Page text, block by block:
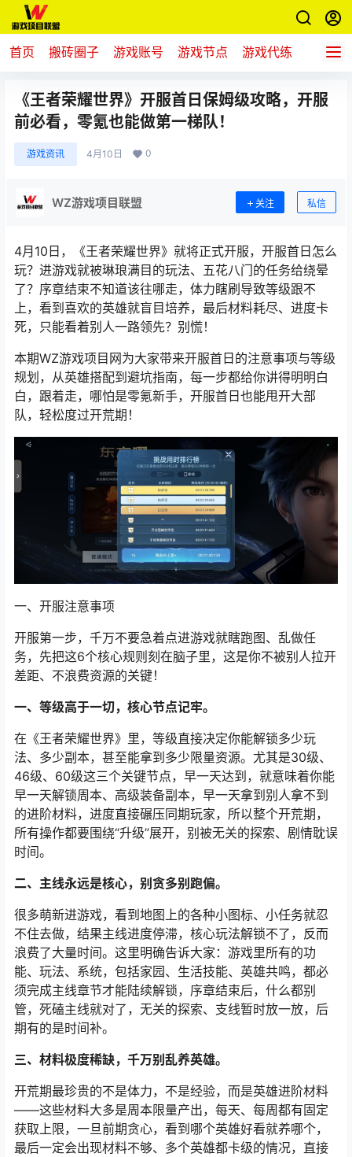
首页 搬砖圈子 游戏账号 游戏节点 游戏代练 新游推
《王者荣耀世界》开服首日保姆级攻略，开服
前必看，零氪也能做第一梯队！
游戏资讯 4月10日 0
WZ游戏项目联盟 关注 私信
4月10日，《王者荣耀世界》就将正式开服，开服首日怎么
玩？进游戏就被琳琅满目的玩法、五花八门的任务给绕晕
了？序章结束不知道该往哪走，体力瞎刷导致等级跟不
上，看到喜欢的英雄就盲目培养，最后材料耗尽、进度卡
死，只能看着别人一路领先？别慌！
本期WZ游戏项目网为大家带来开服首日的注意事项与等级
规划，从英雄搭配到避坑指南，每一步都给你讲得明明白
白，跟着走，哪怕是零氪新手，开服首日也能甩开大部
队，轻松度过开荒期！
一、开服注意事项
开服第一步，千万不要急着点进游戏就瞎跑图、乱做任
务，先把这6个核心规则刻在脑子里，这是你不被别人拉开
差距、不浪费资源的关键！
一、等级高于一切，核心节点记牢。
在《王者荣耀世界》里，等级直接决定你能解锁多少玩
法、多少副本，甚至能拿到多少限量资源。尤其是30级、
46级、60级这三个关键节点，早一天达到，就意味着你能
早一天解锁周本、高级装备副本，早一天拿到别人拿不到
的进阶材料，进度直接碾压同期玩家，所以整个开荒期，
所有操作都要围绕“升级”展开，别被无关的探索、剧情耽误
时间。
二、主线永远是核心，别贪多别跑偏。
很多萌新进游戏，看到地图上的各种小图标、小任务就忍
不住去做，结果主线进度停滞，核心玩法解锁不了，反而
浪费了大量时间。这里明确告诉大家：游戏里所有的功
能、玩法、系统，包括家园、生活技能、英雄共鸣，都必
须完成主线章节才能陆续解锁，序章结束后，什么都别
管，死磕主线就对了，无关的探索、支线暂时放一放，后
期有的是时间补。
三、材料极度稀缺，千万别乱养英雄。
开荒期最珍贵的不是体力，不是经验，而是英雄进阶材料
——这些材料大多是周本限量产出，每天、每周都有固定
获取上限，一旦前期贪心，看到哪个英雄好看就养哪个，
最后一定会出现材料不够、多个英雄都卡级的情况，直接